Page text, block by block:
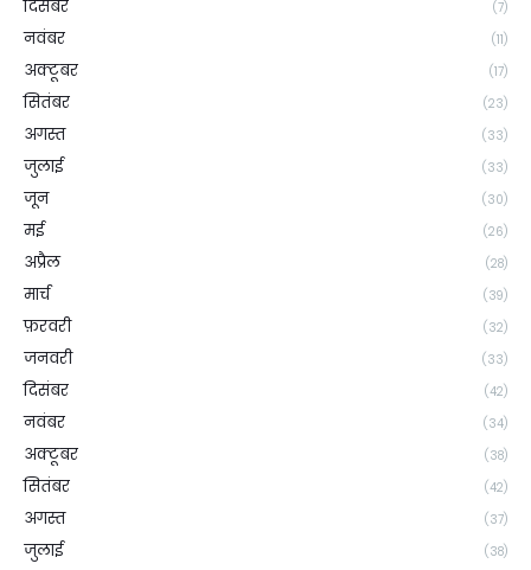
दिसंबर (7)
नवंबर (11)
अक्टूबर (17)
सितंबर (23)
अगस्त (33)
जुलाई (33)
जून (30)
मई (26)
अप्रैल (28)
मार्च (39)
फ़रवरी (32)
जनवरी (33)
दिसंबर (42)
नवंबर (34)
अक्टूबर (38)
सितंबर (42)
अगस्त (37)
जुलाई (38)